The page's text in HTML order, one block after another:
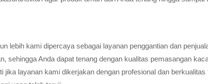
lebih kami dipercaya sebagai layanan penggantian dan
sehingga Anda dapat tenang dengan kualitas pemasangan
layanan kami dikerjakan dengan profesional dan berkualitas